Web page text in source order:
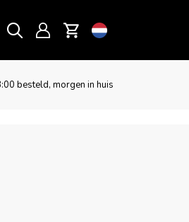
besteld, morgen in huis